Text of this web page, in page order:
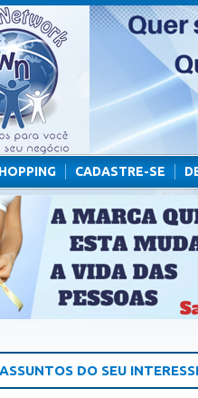
CADASTRE-SE
DO SEU